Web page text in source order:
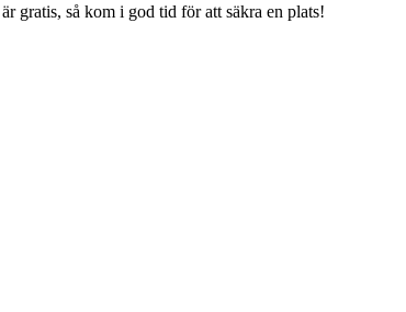
gratis, så kom i god tid för att säkra en plats!